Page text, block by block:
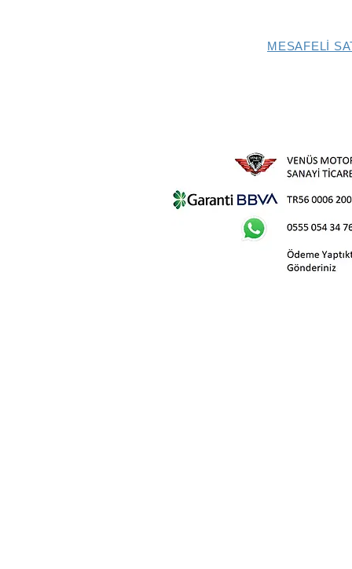
MESAFELİ